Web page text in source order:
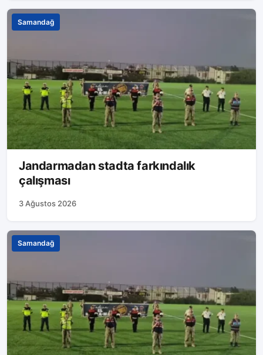
Samandağ
Jandarmadan stadta farkındalık
çalışması
3 Ağustos 2026
Samandağ